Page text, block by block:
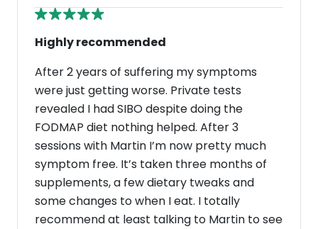
Highly recommended
After 2 years of suffering my symptoms
were just getting worse. Private tests
revealed I had SIBO despite doing the
FODMAP diet nothing helped. After 3
sessions with Martin I’m now pretty much
symptom free. It’s taken three months of
supplements, a few dietary tweaks and
some changes to when I eat. I totally
recommend at least talking to Martin to see